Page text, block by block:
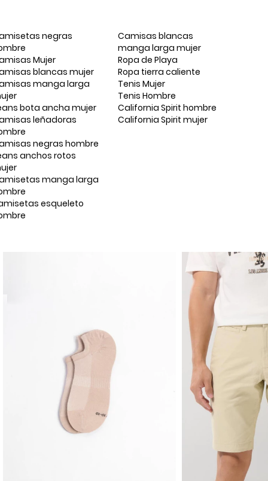
negras
Mujer
blancas mujer
manga larga
bota ancha mujer
leñadoras
negras hombre
anchos rotos
manga larga
esqueleto
Camisas blancas
manga larga mujer
Ropa de Playa
Ropa tierra caliente
Tenis Mujer
Tenis Hombre
California Spirit hombre
California Spirit mujer